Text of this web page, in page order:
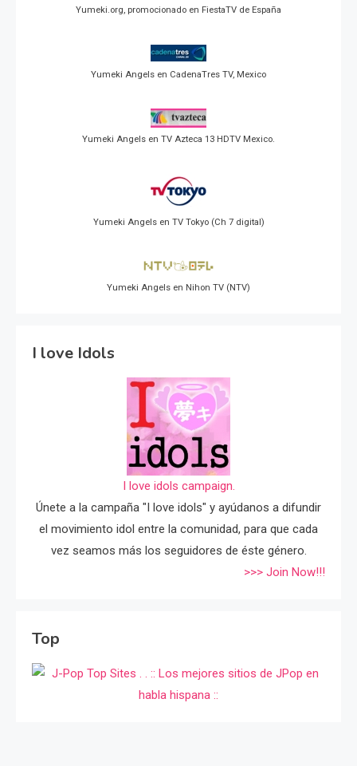
Yumeki.org, promocionado en FiestaTV de España
Yumeki Angels en CadenaTres TV, Mexico
Yumeki Angels en TV Azteca 13 HDTV Mexico.
Yumeki Angels en TV Tokyo (Ch 7 digital)
Yumeki Angels en Nihon TV (NTV)
I love Idols
I love idols campaign.
Únete a la campaña "I love idols" y ayúdanos a difundir
el movimiento idol entre la comunidad, para que cada
vez seamos más los seguidores de éste género.
>>> Join Now!!!
Top